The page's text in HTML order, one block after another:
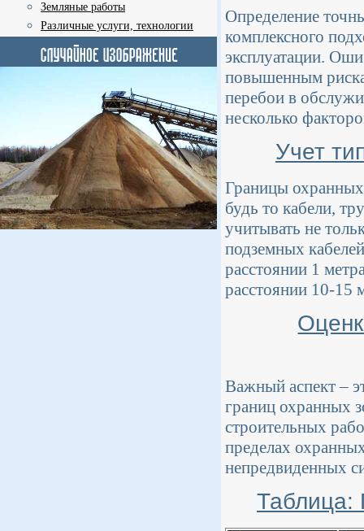
Земляные работы
Различные услуги, технологии
Определение
комплексного
эксплуатации.
повышенным
перебои в
несколько
Учет
Границы
будь то кабели,
учитывать не
подземных
расстоянии 1
расстоянии 10-15
Важный аспект –
границ охранных
строительных
пределах
непредвиденных
Таблица: